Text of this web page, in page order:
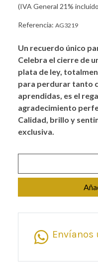
(IVA General 21%
Referencia: AG3219
Un recuerdo único
Celebra el cierre de
plata de ley,
para perdurar tanto
aprendidas, es el
agradecimiento
Calidad, brillo y
exclusiva.
Envíanos